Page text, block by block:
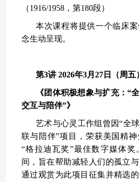
（1916/1958，第180段）
本次课程将提供一个临床
念生动呈现。
第3讲 2026年3月27 日（周五
《团体积极想象与扩充：“
交互与陪伴”》
艺术与心灵工作组曾因“全
联与陪伴”项目，荣获美国精
“格拉迪瓦奖”最佳数字媒体奖
间，旨在帮助减轻人们的孤立
通过观赏为此项目征集并精选